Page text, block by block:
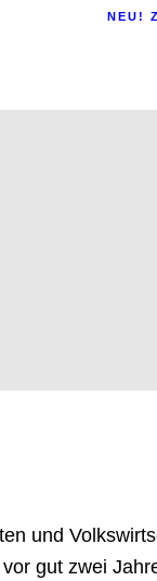
NEU!
und
gut zwei